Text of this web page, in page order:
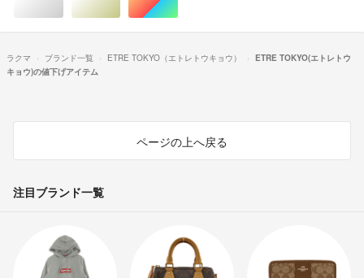
シルバー/銀色系ゴールド/金色系マルチカラー
ラクマ ブランド一覧 ETRE TOKYO（エトレトウキョウ）
ETRE TOKYO(エトレトウ
キョウ)の値下げアイテム
ページの上へ戻る
注目ブランド一覧